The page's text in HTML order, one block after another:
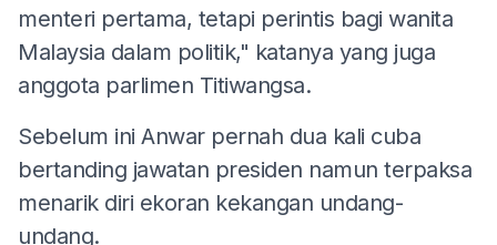
menteri pertama, tetapi perintis bagi wanita
Malaysia dalam politik," katanya yang juga
anggota parlimen Titiwangsa.
Sebelum ini Anwar pernah dua kali cuba
bertanding jawatan presiden namun terpaksa
menarik diri ekoran kekangan undang-
undang.